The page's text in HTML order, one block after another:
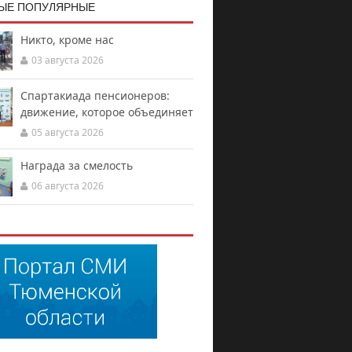
ПОПУЛЯРНЫЕ
Никто, кроме нас
03 августа 2026
Спартакиада пенсионеров:
движение, которое объединяет
05 августа 2026
Награда за смелость
06 августа 2026